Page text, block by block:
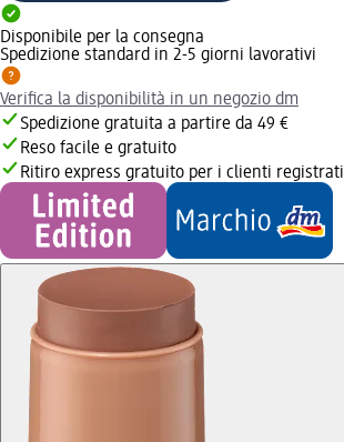
Disponibile per la consegna
Spedizione standard in 2-5 giorni lavorativi
Verifica la disponibilità in un negozio dm
Spedizione gratuita a partire da 49 €
Reso facile e gratuito
Ritiro express gratuito per i clienti registrati